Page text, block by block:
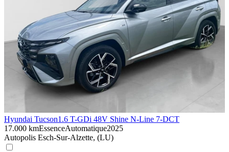
Hyundai Tucson1.6 T-GDi 48V Shine N-Line 7-DCT
17.000 kmEssenceAutomatique2025
Autopolis Esch-Sur-Alzette, (LU)